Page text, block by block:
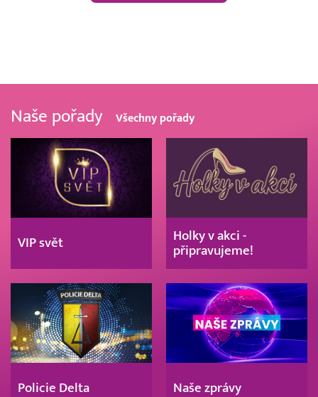
Naše pořady Všechny pořady
VIP svět
Holky v akci -
připravujeme!
Policie Delta Naše zprávy